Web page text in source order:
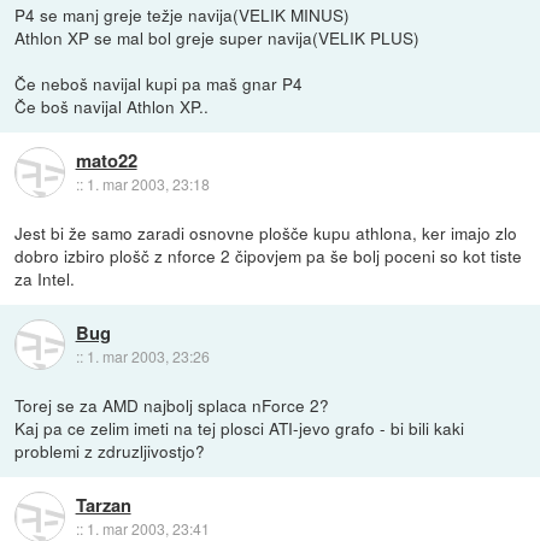
P4 se manj greje težje navija(VELIK MINUS)
Athlon XP se mal bol greje super navija(VELIK PLUS)
Če neboš navijal kupi pa maš gnar P4
Če boš navijal Athlon XP..
mato22
:: 1. mar 2003, 23:18
Jest bi že samo zaradi osnovne plošče kupu athlona, ker imajo zlo
dobro izbiro plošč z nforce 2 čipovjem pa še bolj poceni so kot tiste
za Intel.
Bug
:: 1. mar 2003, 23:26
Torej se za AMD najbolj splaca nForce 2?
Kaj pa ce zelim imeti na tej plosci ATI-jevo grafo - bi bili kaki
problemi z zdruzljivostjo?
Tarzan
:: 1. mar 2003, 23:41